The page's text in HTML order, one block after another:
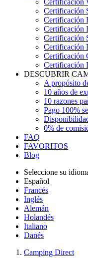
Certificación
Certificación
Certificación
Certificación
Certificación
Certificación
Certificación
Certificación
DESCUBRIR
A propósito
10 años de
10 razones
Pago 100%
0% de
FAQ
FAVORITOS
Blog
Seleccione su
Español
Francés
Inglés
Alemán
Holandés
Italiano
Danés
Camping Direct